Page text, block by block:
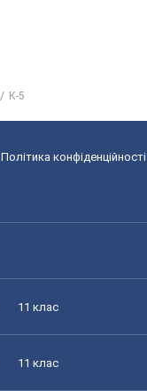
К-5
Політика конфіденційності
11 клас
11 клас